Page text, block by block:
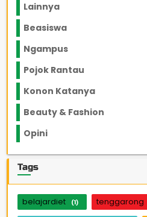
Lainnya
Beasiswa
Ngampus
Pojok Rantau
Konon Katanya
Beauty & Fashion
Opini
Tags
belajardiet (1) tenggarong